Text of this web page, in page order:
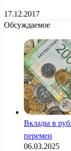
17.12.2017
Обсуждаемое
Вклады в
перемен
06.03.2025